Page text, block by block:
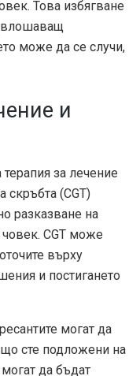
Това избягване
влошаващ
може да се случи,
и
за лечение
скръбта (CGT)
разказване на
CGT може
върху
и постигането
могат да
сте подложени на
да бъдат